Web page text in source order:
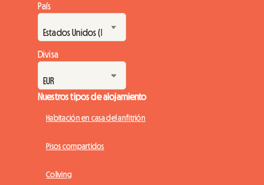
País
Divisa
Nuestros tipos de alojamiento
Habitación en casa del anfitrión
Pisos compartidos
Coliving